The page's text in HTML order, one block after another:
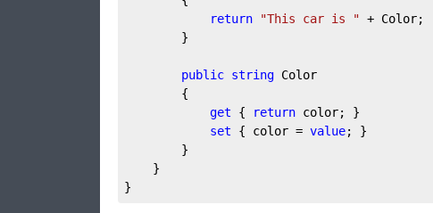
return
"This car is " + Color;
        }
public string Color
        {
get { return color; }
set { color = value; }
        }
    }
}